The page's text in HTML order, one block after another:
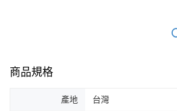
商品規格
產地 台灣